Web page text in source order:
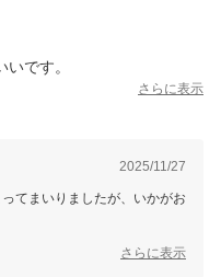
です。
さらに表示
2025/11/27
てまいりましたが、いかがお
、心より御礼申し上げます。
さらに表示